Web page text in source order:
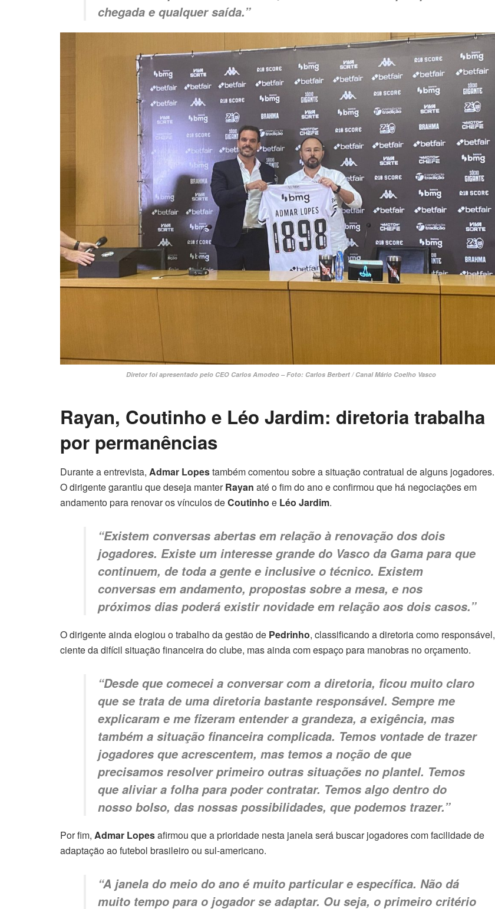
chegada e qualquer saída.”
Diretor foi apresentado pelo CEO Carlos Amodeo – Foto: Carlos Berbert / Canal Mário Coelho Vasco
Rayan, Coutinho e Léo Jardim: diretoria trabalha
por permanências
Durante a entrevista, Admar Lopestambém comentou sobre a situação contratual de alguns jogadores.
O dirigente garantiu que deseja manterRayan até o fim do ano e confirmou que há negociações em
andamento para renovar os vínculos deCoutinho e Léo Jardim.
“Existem conversas abertas em relação à renovação dos dois
jogadores. Existe um interesse grande do Vasco da Gama para que
continuem, de toda a gente e inclusive o técnico. Existem
conversas em andamento, propostas sobre a mesa, e nos
próximos dias poderá existir novidade em relação aos dois casos.”
O dirigente ainda elogiou o trabalho da gestão de Pedrinho, classificando a diretoria como responsável,
ciente da difícil situação financeira do clube, mas ainda com espaço para manobras no orçamento.
“Desde que comecei a conversar com a diretoria, ficou muito claro
que se trata de uma diretoria bastante responsável. Sempre me
explicaram e me fizeram entender a grandeza, a exigência, mas
também a situação financeira complicada. Temos vontade de trazer
jogadores que acrescentem, mas temos a noção de que
precisamos resolver primeiro outras situações no plantel. Temos
que aliviar a folha para poder contratar. Temos algo dentro do
nosso bolso, das nossas possibilidades, que podemos trazer.”
Por fim, Admar Lopesafirmou que a prioridade nesta janela será buscar jogadores com facilidade de
adaptação ao futebol brasileiro ou sul-americano.
“A janela do meio do ano é muito particular e específica. Não dá
muito tempo para o jogador se adaptar. Ou seja, o primeiro critério